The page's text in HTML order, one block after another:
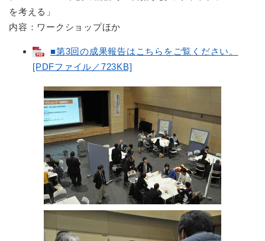
を考える」
内容：ワークショップほか
■第3回の成果報告はこちらをご覧ください。
[PDFファイル／723KB]